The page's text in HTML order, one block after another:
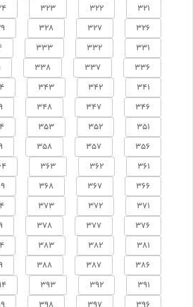
321
322
323
326
327
328
331
332
333
336
337
338
341
342
343
346
347
348
351
352
353
356
357
358
361
362
363
366
367
368
371
372
373
376
377
378
381
382
383
386
387
388
391
392
393